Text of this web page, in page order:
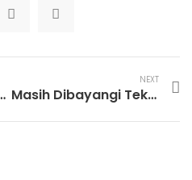
Baru Korupsi MBG
NEXT
Masih Dibayangi Tekanan Global, Rupiah ‘Sejengkal Lagi’ Tembus Rp18.000/US$